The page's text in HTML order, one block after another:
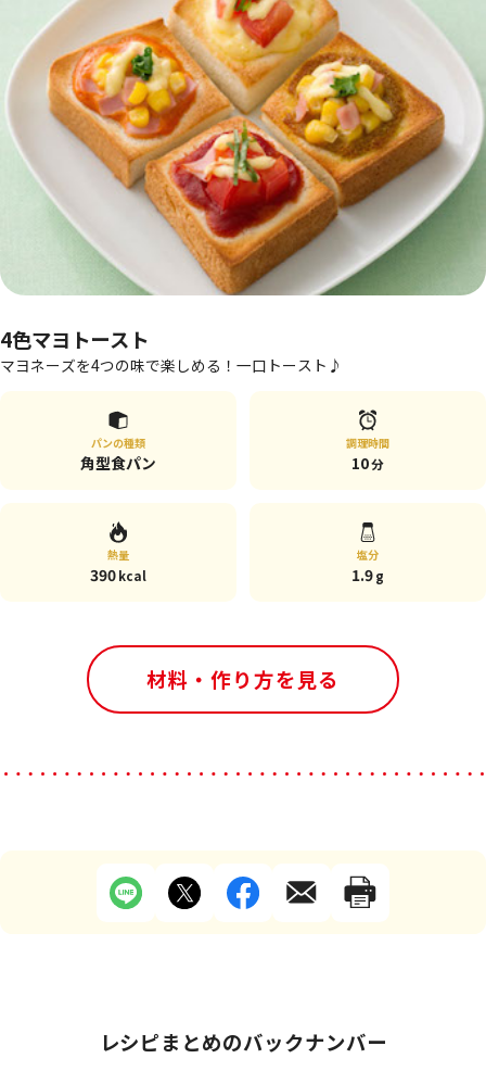
4色マヨトースト
マヨネーズを4つの味で楽しめる！一口トースト♪
パンの種類
角型食パン
調理時間
10分
熱量
390kcal
塩分
1.9g
材料・作り方を見る
レシピまとめのバックナンバー